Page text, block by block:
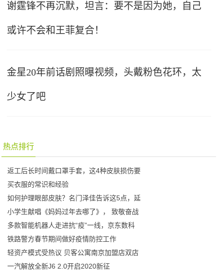
谢霆锋不再沉默，坦言：要不是因为她，自己
或许不会和王菲复合！
金星20年前话剧照曝视频，头戴粉色花环，太
少女了吧
热点排行
返工后长时间戴口罩手套，这4种皮肤损伤要
买衣服的常识和经验
如何护理眼部皮肤？名门泽佳告诉这5点，延
小学生献唱《妈妈过年去哪了》， 致敬奋战
多款智能机器人走进抗“疫”一线，京东数科
铁路警方春节期间做好疫情防控工作
轻资产模式受热议 贝客公寓南京加盟店双店
一汽解放全新J6 2.0开启2020新征